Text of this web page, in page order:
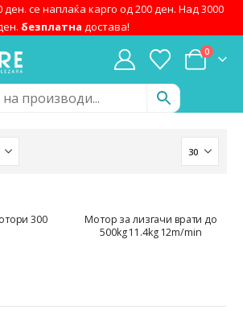
се наплаќа карго од 200 ден. Над 3000
безплатна достава!
0
300
Мотор за лизгачи врати до
500kg 11.4kg 12m/min